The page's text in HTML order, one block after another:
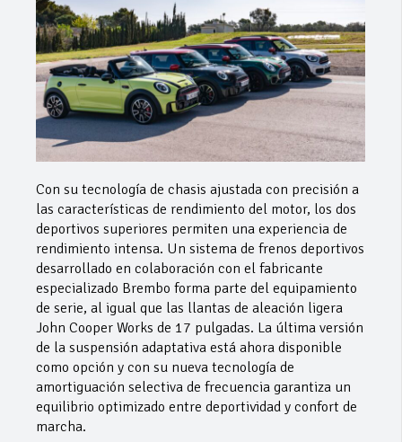
Con su tecnología de chasis ajustada con precisión a
las características de rendimiento del motor, los dos
deportivos superiores permiten una experiencia de
rendimiento intensa. Un sistema de frenos deportivos
desarrollado en colaboración con el fabricante
especializado Brembo forma parte del equipamiento
de serie, al igual que las llantas de aleación ligera
John Cooper Works de 17 pulgadas. La última versión
de la suspensión adaptativa está ahora disponible
como opción y con su nueva tecnología de
amortiguación selectiva de frecuencia garantiza un
equilibrio optimizado entre deportividad y confort de
marcha.